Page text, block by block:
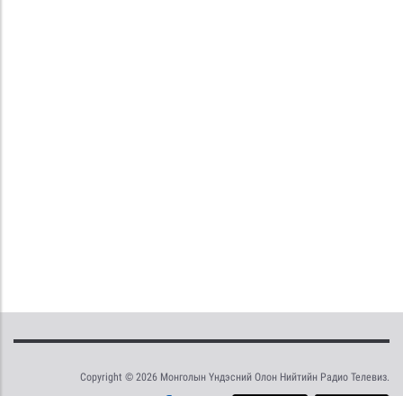
Copyright © 2026 Монголын Үндэсний Олон Нийтийн Радио Телевиз.